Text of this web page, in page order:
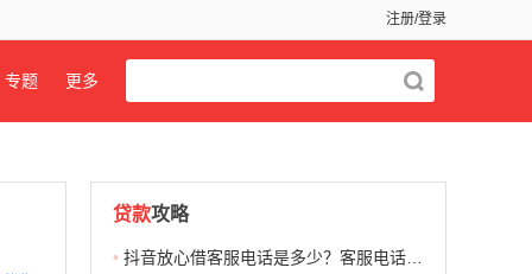
注册/登录
专题 更多
贷款攻略
• 抖音放心借客服电话是多少？客服电话+催收电话+常见问题解答